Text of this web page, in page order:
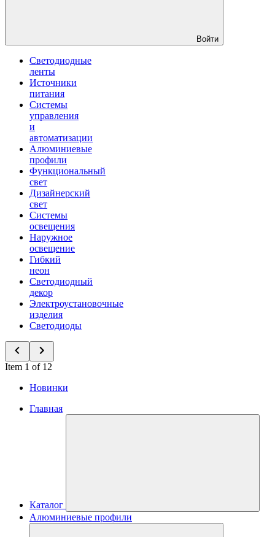
Войти
Светодиодные
ленты
Источники
питания
Системы
управления
и
автоматизации
Алюминиевые
профили
Функциональный
свет
Дизайнерский
свет
Системы
освещения
Наружное
освещение
Гибкий
неон
Светодиодный
декор
Электроустановочные
изделия
Светодиоды
Item 1 of 12
Новинки
Главная
Каталог
Алюминиевые профили